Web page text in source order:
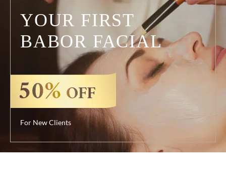
YOUR FIRST
BABOR FACIAL
For New Clients